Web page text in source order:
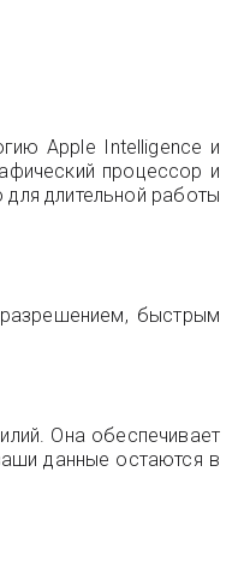
Apple Intelligence и
процессор и
длительной работы
быстрым
Она обеспечивает
данные остаются в